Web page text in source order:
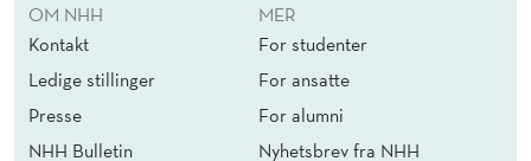
OM NHH
Kontakt
Ledige stillinger
Presse
NHH Bulletin
MER
For studenter
For ansatte
For alumni
Nyhetsbrev fra NHH